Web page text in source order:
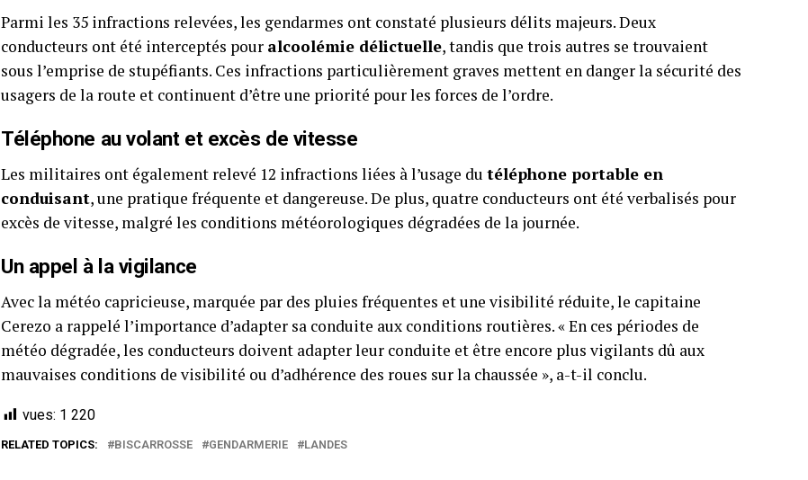
Parmi les 35 infractions relevées, les gendarmes ont constaté plusieurs délits majeurs. Deux
conducteurs ont été interceptés pour alcoolémie délictuelle, tandis que trois autres se trouvaient
sous l’emprise de stupéfiants. Ces infractions particulièrement graves mettent en danger la sécurité des
usagers de la route et continuent d’être une priorité pour les forces de l’ordre.
Téléphone au volant et excès de vitesse
Les militaires ont également relevé 12 infractions liées à l’usage du téléphone portable en
conduisant, une pratique fréquente et dangereuse. De plus, quatre conducteurs ont été verbalisés pour
excès de vitesse, malgré les conditions météorologiques dégradées de la journée.
Un appel à la vigilance
Avec la météo capricieuse, marquée par des pluies fréquentes et une visibilité réduite, le capitaine
Cerezo a rappelé l’importance d’adapter sa conduite aux conditions routières. « En ces périodes de
météo dégradée, les conducteurs doivent adapter leur conduite et être encore plus vigilants dû aux
mauvaises conditions de visibilité ou d’adhérence des roues sur la chaussée », a-t-il conclu.
vues: 1 220
RELATED TOPICS: BISCARROSSE GENDARMERIE LANDES